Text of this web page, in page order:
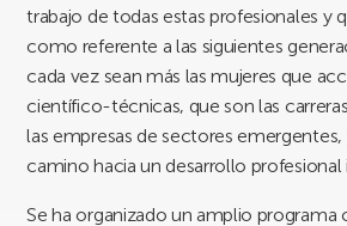
trabajo de todas estas profesionales y
como referente a las siguientes
cada vez sean más las mujeres que
científico-técnicas, que son las
las empresas de sectores
camino hacia un desarrollo profesional
Se ha organizado un amplio programa